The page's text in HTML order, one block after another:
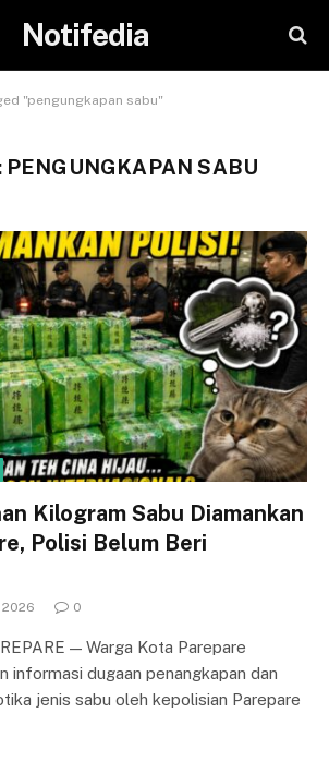
Notifedia
"pengungkapan sabu"
PENGUNGKAPAN SABU
Kilogram Sabu Diamankan
Polisi Belum Beri
2026 0
— Warga Kota Parepare
informasi dugaan penangkapan dan
jenis sabu oleh kepolisian Parepare